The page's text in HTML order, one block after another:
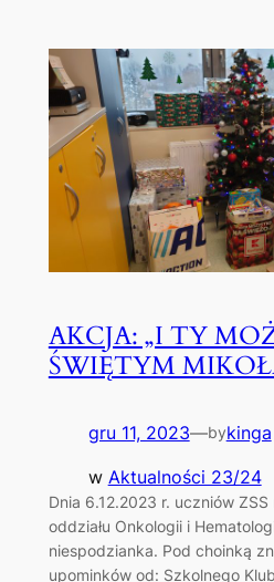
AKCJA: „I TY
ŚWIĘTYM
gru 11, 2023—bykinga
w Aktualności 23/24
Dnia 6.12.2023 r. uczniów
oddziału Onkologii i
niespodzianka. Pod choinką
upominków od: Szkolnego